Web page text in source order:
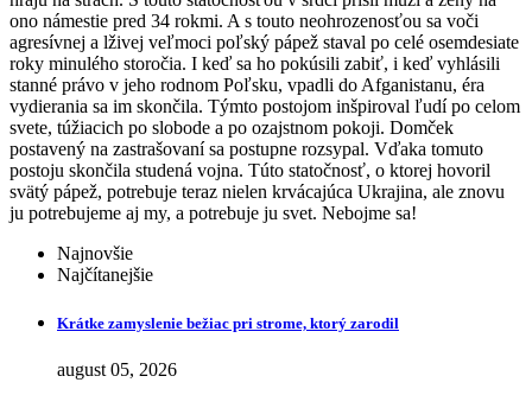
ono námestie pred 34 rokmi. A s touto neohrozenosťou sa voči
agresívnej a lživej veľmoci poľský pápež staval po celé osemdesiate
roky minulého storočia. I keď sa ho pokúsili zabiť, i keď vyhlásili
stanné právo v jeho rodnom Poľsku, vpadli do Afganistanu, éra
vydierania sa im skončila. Týmto postojom inšpiroval ľudí po celom
svete, túžiacich po slobode a po ozajstnom pokoji. Domček
postavený na zastrašovaní sa postupne rozsypal. Vďaka tomuto
postoju skončila studená vojna. Túto statočnosť, o ktorej hovoril
svätý pápež, potrebuje teraz nielen krvácajúca Ukrajina, ale znovu
ju potrebujeme aj my, a potrebuje ju svet. Nebojme sa!
Najnovšie
Najčítanejšie
Krátke zamyslenie bežiac pri strome, ktorý zarodil
august 05, 2026